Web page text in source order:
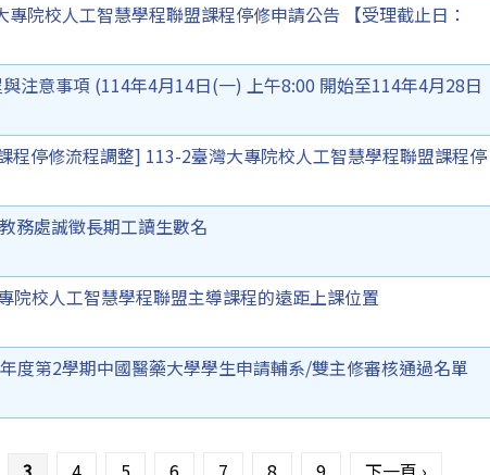
院校人工智慧學程聯盟課程停修申請公告 【受理截止日：
注意事項 (114年4月14日(一) 上午8:00 開始至114年4月28日
程停修流程調整] 113-2臺灣大專院校人工智慧學程聯盟課程停
務處誠徵長期工讀生數名
院校人工智慧學程聯盟主導課程的遠距上課位置
度第2學期中國醫藥大學學生申請輔系/雙主修審核通過名單